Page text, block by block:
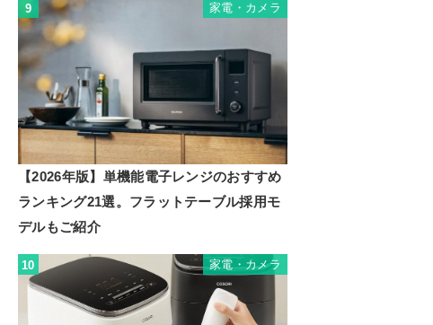
9 家電・カメラ
【2026年版】単機能電子レンジのおすすめ
ランキング21選。フラットテーブル採用モ
デルもご紹介
10 家電・カメラ